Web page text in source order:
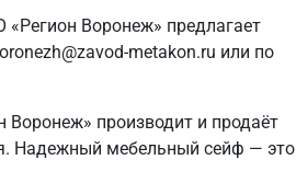
Воронеж» предлагает
metakon.ru или по
Воронеж» производит и продаёт
Надежный мебельный сейф — это